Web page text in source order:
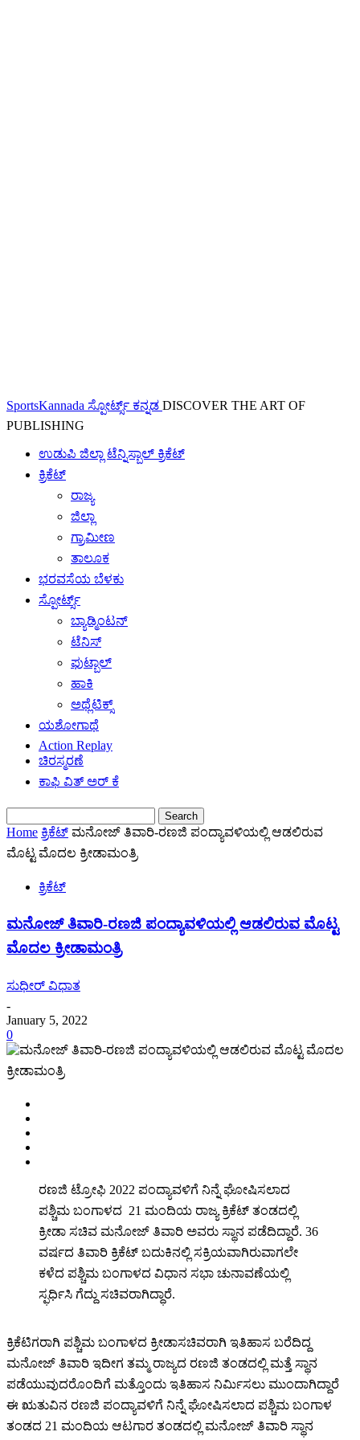
SportsKannada ಸ್ಪೋರ್ಟ್ಸ್ ಕನ್ನಡ DISCOVER THE ART OF
PUBLISHING
ಉಡುಪಿ ಜಿಲ್ಲಾ ಟೆನ್ನಿಸ್ಬಾಲ್ ಕ್ರಿಕೆಟ್
ಕ್ರಿಕೆಟ್
ರಾಜ್ಯ
ಜಿಲ್ಲಾ
ಗ್ರಾಮೀಣ
ತಾಲೂಕ
ಭರವಸೆಯ ಬೆಳಕು
ಸ್ಪೋರ್ಟ್ಸ್
ಬ್ಯಾಡ್ಮಿಂಟನ್
ಟೆನಿಸ್
ಫುಟ್ಬಾಲ್
ಹಾಕಿ
ಅಥ್ಲೆಟಿಕ್ಸ್
ಯಶೋಗಾಥೆ
Action Replay
ಚಿರಸ್ಮರಣೆ
ಕಾಫಿ ವಿತ್ ಅರ್ ಕೆ
Home ಕ್ರಿಕೆಟ್ ಮನೋಜ್ ತಿವಾರಿ-ರಣಜಿ ಪಂದ್ಯಾವಳಿಯಲ್ಲಿ ಆಡಲಿರುವ
ಮೊಟ್ಟ ಮೊದಲ ಕ್ರೀಡಾಮಂತ್ರಿ
ಕ್ರಿಕೆಟ್
ಮನೋಜ್ ತಿವಾರಿ-ರಣಜಿ ಪಂದ್ಯಾವಳಿಯಲ್ಲಿ ಆಡಲಿರುವ ಮೊಟ್ಟ
ಮೊದಲ ಕ್ರೀಡಾಮಂತ್ರಿ
ಸುಧೀರ್ ವಿಧಾತ
-
January 5, 2022
0
ರಣಜಿ ಟ್ರೋಫಿ 2022 ಪಂದ್ಯಾವಳಿಗೆ ನಿನ್ನೆ ಘೋಷಿಸಲಾದ
ಪಶ್ಚಿಮ ಬಂಗಾಳದ 21 ಮಂದಿಯ ರಾಜ್ಯ ಕ್ರಿಕೆಟ್ ತಂಡದಲ್ಲಿ
ಕ್ರೀಡಾ ಸಚಿವ ಮನೋಜ್ ತಿವಾರಿ ಅವರು ಸ್ಥಾನ ಪಡೆದಿದ್ದಾರೆ. 36
ವರ್ಷದ ತಿವಾರಿ ಕ್ರಿಕೆಟ್ ಬದುಕಿನಲ್ಲಿ ಸಕ್ರಿಯವಾಗಿರುವಾಗಲೇ
ಕಳೆದ ಪಶ್ಚಿಮ ಬಂಗಾಳದ ವಿಧಾನ ಸಭಾ ಚುನಾವಣೆಯಲ್ಲಿ
ಸ್ಫರ್ಧಿಸಿ ಗೆದ್ದು ಸಚಿವರಾಗಿದ್ಧಾರೆ.
ಕ್ರಿಕೆಟಿಗರಾಗಿ ಪಶ್ಚಿಮ ಬಂಗಾಳದ ಕ್ರೀಡಾಸಚಿವರಾಗಿ ಇತಿಹಾಸ ಬರೆದಿದ್ದ
ಮನೋಜ್ ತಿವಾರಿ ಇದೀಗ ತಮ್ಮ ರಾಜ್ಯದ ರಣಜಿ ತಂಡದಲ್ಲಿ ಮತ್ತೆ ಸ್ಥಾನ
ಪಡೆಯುವುದರೊಂದಿಗೆ ಮತ್ತೊಂದು ಇತಿಹಾಸ ನಿರ್ಮಿಸಲು ಮುಂದಾಗಿದ್ದಾರೆ
ಈ ಋತುವಿನ ರಣಜಿ ಪಂದ್ಯಾವಳಿಗೆ ನಿನ್ನೆ ಘೋಷಿಸಲಾದ ಪಶ್ಚಿಮ ಬಂಗಾಳ
ತಂಡದ 21 ಮಂದಿಯ ಆಟಗಾರ ತಂಡದಲ್ಲಿ ಮನೋಜ್ ತಿವಾರಿ ಸ್ಥಾನ